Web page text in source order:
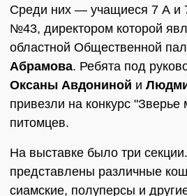
Среди них — учащиеся 7 А и
№43, директором которой
областной Общественной
Абрамова. Ребята под
Оксаны Авдониной и
привезли на конкурс "Зверье
питомцев.
На выставке было три
представлены различные
сиамские, полуперсы и